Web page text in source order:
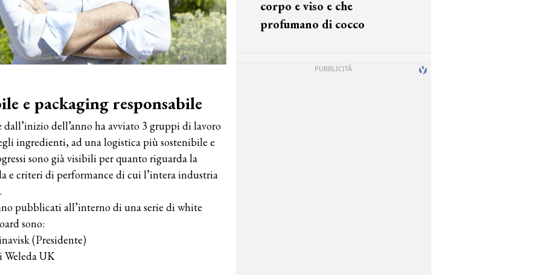
e packaging responsabile
dell’anno ha avviato 3 gruppi di lavoro
ingredienti, ad una logistica più sostenibile e
sono già visibili per quanto riguarda la
e criteri di performance di cui l’intera industria
pubblicati all’interno di una serie di white
sono:
(Presidente)
Weleda UK
corpo e viso e che
profumano di cocco